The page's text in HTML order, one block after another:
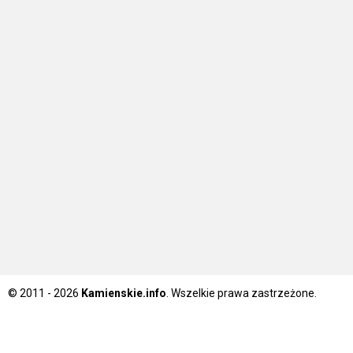
© 2011 - 2026 Kamienskie.info . Wszelkie prawa zastrzeżone.